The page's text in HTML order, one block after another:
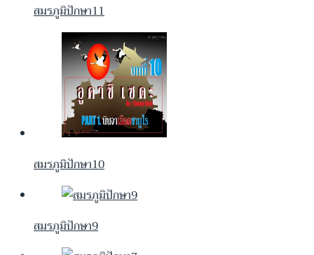
สมรภูมิปักษา11
สมรภูมิปักษา10
สมรภูมิปักษา9